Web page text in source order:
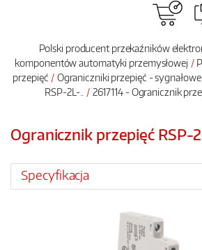
Polski producent przekaźników
komponentów automatyki przemysłowej
przepięć
Ograniczniki przepięć - sygnałowe
RSP-2L-..
2617114 - Ogranicznik
Ogranicznik przepięć RSP-
Specyfikacja